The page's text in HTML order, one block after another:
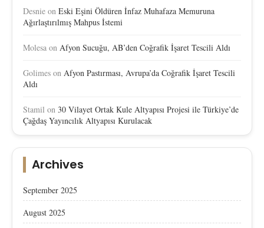
Desnie on Eski Eşini Öldüren İnfaz Muhafaza Memuruna
Ağırlaştırılmış Mahpus İstemi
Molesa on Afyon Sucuğu, AB’den Coğrafik İşaret Tescili Aldı
Golimes on Afyon Pastırması, Avrupa’da Coğrafik İşaret Tescili
Aldı
Stamil on 30 Vilayet Ortak Kule Altyapısı Projesi ile Türkiye’de
Çağdaş Yayıncılık Altyapısı Kurulacak
Archives
September 2025
August 2025